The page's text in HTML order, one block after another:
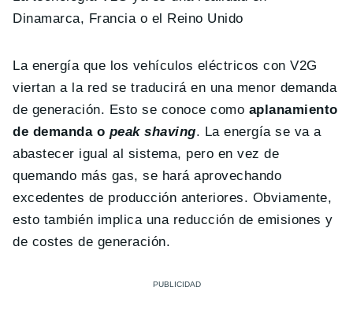
Dinamarca, Francia o el Reino Unido
La energía que los vehículos eléctricos con V2G
viertan a la red se traducirá en una menor demanda
de generación. Esto se conoce como aplanamiento
de demanda o peak shaving. La energía se va a
abastecer igual al sistema, pero en vez de
quemando más gas, se hará aprovechando
excedentes de producción anteriores. Obviamente,
esto también implica una reducción de emisiones y
de costes de generación.